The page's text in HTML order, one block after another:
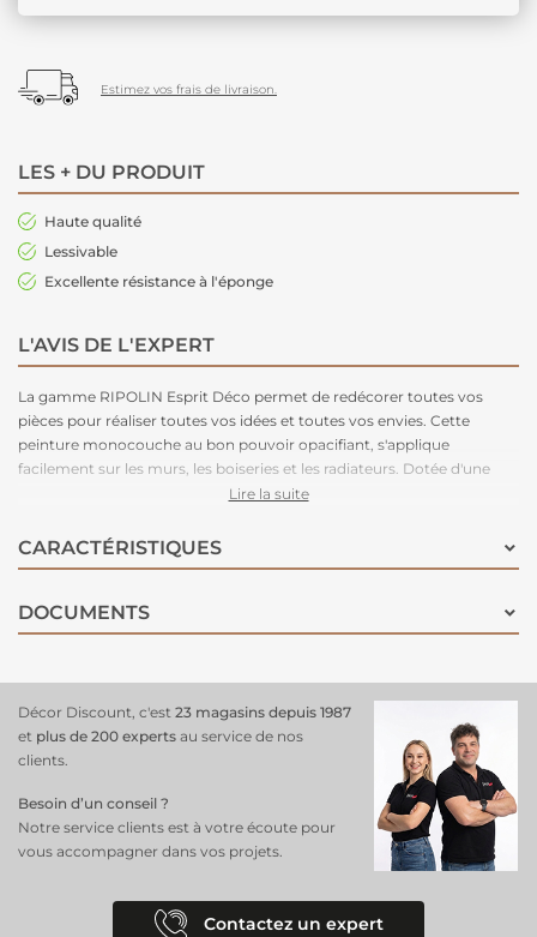
Estimez vos frais de livraison.
LES + DU PRODUIT
Haute qualité
Lessivable
Excellente résistance à l'éponge
L'AVIS DE L'EXPERT
La gamme RIPOLIN Esprit Déco permet de redécorer toutes vos
pièces pour réaliser toutes vos idées et toutes vos envies. Cette
peinture monocouche au bon pouvoir opacifiant, s'applique
facilement sur les murs, les boiseries et les radiateurs. Dotée d'une
formule qui purifie l'air intérieur, cette peinture absorbera jusqu'à 60%
Lire la suite
CARACTÉRISTIQUES
DOCUMENTS
Décor Discount, c'est 23 magasins depuis 1987
et plus de 200 experts au service de nos
clients.
Besoin d’un conseil ?
Notre service clients est à votre écoute pour
vous accompagner dans vos projets.
Contactez un expert